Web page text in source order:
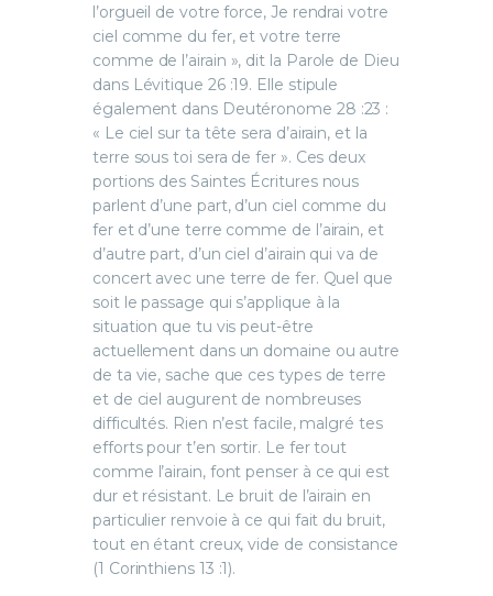
l’orgueil de votre force, Je rendrai votre
ciel comme du fer, et votre terre
comme de l’airain », dit la Parole de Dieu
dans Lévitique 26 :19. Elle stipule
également dans Deutéronome 28 :23 :
« Le ciel sur ta tête sera d’airain, et la
terre sous toi sera de fer ». Ces deux
portions des Saintes Écritures nous
parlent d’une part, d’un ciel comme du
fer et d’une terre comme de l’airain, et
d’autre part, d’un ciel d’airain qui va de
concert avec une terre de fer. Quel que
soit le passage qui s’applique à la
situation que tu vis peut-être
actuellement dans un domaine ou autre
de ta vie, sache que ces types de terre
et de ciel augurent de nombreuses
difficultés. Rien n’est facile, malgré tes
efforts pour t’en sortir. Le fer tout
comme l’airain, font penser à ce qui est
dur et résistant. Le bruit de l’airain en
particulier renvoie à ce qui fait du bruit,
tout en étant creux, vide de consistance
(1 Corinthiens 13 :1).